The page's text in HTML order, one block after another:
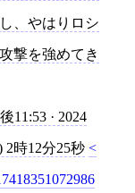
、やはりロシ
撃を強めてき
11:53 · 2024
2時12分25秒